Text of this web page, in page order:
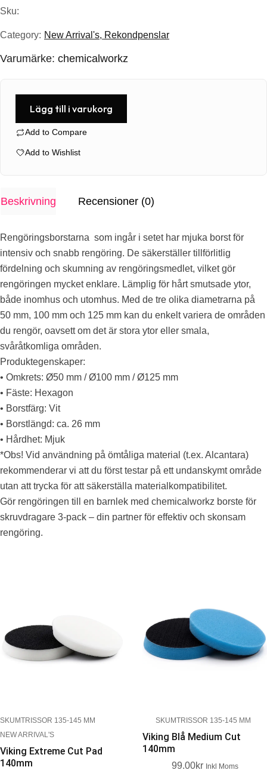
Sku:
Category: New Arrival's, Rekondpenslar
Varumärke: chemicalworkz
Lägg till i varukorg
Add to Compare
Add to Wishlist
Beskrivning Recensioner (0)
Rengöringsborstarna som ingår i setet har mjuka borst för
intensiv och snabb rengöring. De säkerställer tillförlitlig
fördelning och skumning av rengöringsmedlet, vilket gör
rengöringen mycket enklare. Lämplig för hårt smutsade ytor,
både inomhus och utomhus. Med de tre olika diametrarna på
50 mm, 100 mm och 125 mm kan du enkelt variera de områden
du rengör, oavsett om det är stora ytor eller smala,
svåråtkomliga områden.
Produktegenskaper:
• Omkrets: Ø50 mm / Ø100 mm / Ø125 mm
• Fäste: Hexagon
• Borstfärg: Vit
• Borstlängd: ca. 26 mm
• Hårdhet: Mjuk
*Obs! Vid användning på ömtåliga material (t.ex. Alcantara)
rekommenderar vi att du först testar på ett undanskymt område
utan att trycka för att säkerställa materialkompatibilitet.
Gör rengöringen till en barnlek med chemicalworkz borste för
skruvdragare 3-pack – din partner för effektiv och skonsam
rengöring.
SKUMTRISSOR 135-145 MM
NEW ARRIVAL'S
Viking Extreme Cut Pad
140mm
SKUMTRISSOR 135-145 MM
Viking Blå Medium Cut
140mm
99.00Kr Inkl Moms